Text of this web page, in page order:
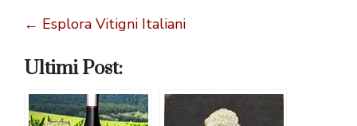
← Esplora Vitigni Italiani
Ultimi Post: